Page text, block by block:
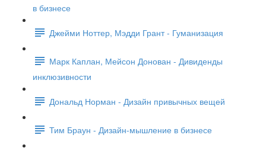
в бизнесе
Джейми Ноттер, Мэдди Грант - Гуманизация
Марк Каплан, Мейсон Донован - Дивиденды
инклюзивности
Дональд Норман - Дизайн привычных вещей
Тим Браун - Дизайн-мышление в бизнесе